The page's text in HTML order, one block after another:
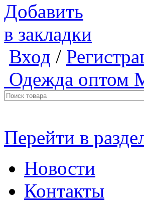
Добавить
в закладки
Вход /
Одежда оптом
Перейти в
Новости
Контакты